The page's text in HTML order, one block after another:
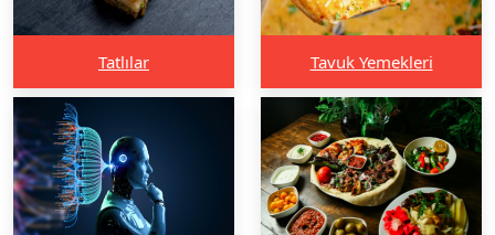
Tatlılar Tavuk Yemekleri